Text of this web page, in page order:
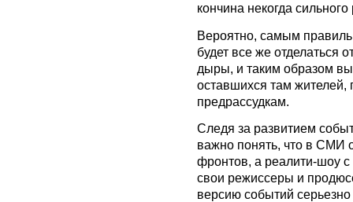
кончина некогда
Вероятно, самым
будет все же отделаться
дыры, и таким образом
оставшихся там жителей,
предрассудкам.
Следя за развитием
важно понять, что в СМИ
фронтов, а реалити-шоу
свои режиссеры и
версию событий